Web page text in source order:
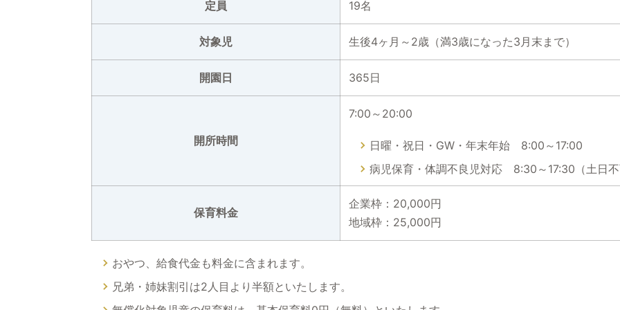
定員 19名
対象児 生後4ヶ月～2歳（満3歳になった3月末まで）
開園日 365日
開所時間
7:00～20:00
日曜・祝日・GW・年末年始 8:00～17:00
病児保育・体調不良児対応 8:30～17:30（土日
保育料金
企業枠：20,000円
地域枠：25,000円
おやつ、給食代金も料金に含まれます。
兄弟・姉妹割引は2人目より半額といたします。